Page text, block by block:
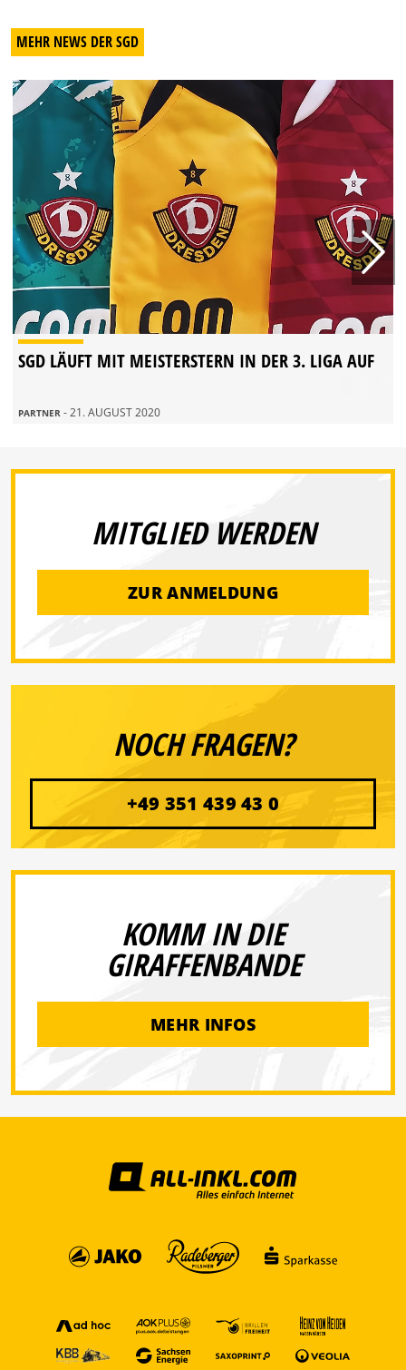
MEHR NEWS DER SGD
SGD LÄUFT MIT MEISTERSTERN IN DER 3. LIGA AUF
PARTNER - 21. AUGUST 2020
MITGLIED WERDEN
ZUR ANMELDUNG
NOCH FRAGEN?
+49 351 439 43 0
KOMM IN DIE
GIRAFFENBANDE
MEHR INFOS